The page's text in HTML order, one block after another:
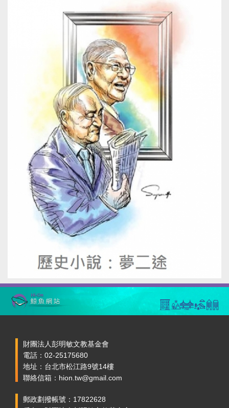
財團法人彭明敏文教基金會
電話：02-25175680
地址：台北市松江路9號14樓
聯絡信箱：hion.tw@gmail.com
郵政劃撥帳號：17822628